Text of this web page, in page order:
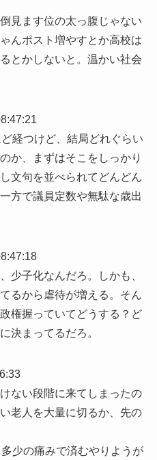
見ます位の太っ腹じゃない
んポスト増やすとか高校は
とかしないと。温かい社会
経つけど、結局どれぐらい
か、まずはそこをしっかり
文句を並べられてどんどん
方で議員定数や無駄な歳出
少子化なんだろ。しかも、
るから虐待が増える。そん
権握っていてどうする？ど
決まってるだろ。
ない段階に来てしまったの
老人を大量に切るか、先の
少の痛みで済むやりようが